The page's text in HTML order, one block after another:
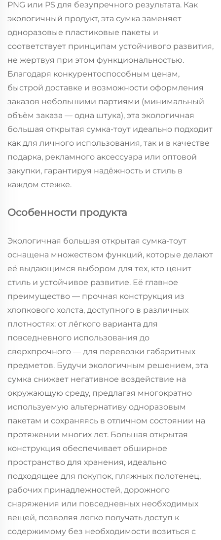
PNG или PS для безупречного результата. Как
экологичный продукт, эта сумка заменяет
одноразовые пластиковые пакеты и
соответствует принципам устойчивого развития,
не жертвуя при этом функциональностью.
Благодаря конкурентоспособным ценам,
быстрой доставке и возможности оформления
заказов небольшими партиями (минимальный
объём заказа — одна штука), эта экологичная
большая открытая сумка-тоут идеально подходит
как для личного использования, так и в качестве
подарка, рекламного аксессуара или оптовой
закупки, гарантируя надёжность и стиль в
каждом стежке.
Особенности продукта
Экологичная большая открытая сумка-тоут
оснащена множеством функций, которые делают
её выдающимся выбором для тех, кто ценит
стиль и устойчивое развитие. Её главное
преимущество — прочная конструкция из
хлопкового холста, доступного в различных
плотностях: от лёгкого варианта для
повседневного использования до
сверхпрочного — для перевозки габаритных
предметов. Будучи экологичным решением, эта
сумка снижает негативное воздействие на
окружающую среду, предлагая многократно
используемую альтернативу одноразовым
пакетам и сохраняясь в отличном состоянии на
протяжении многих лет. Большая открытая
конструкция обеспечивает обширное
пространство для хранения, идеально
подходящее для покупок, пляжных полотенец,
рабочих принадлежностей, дорожного
снаряжения или повседневных необходимых
вещей, позволяя легко получать доступ к
содержимому без необходимости возиться с